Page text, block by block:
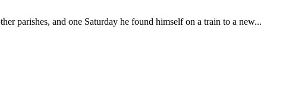
parishes, and one Saturday he found himself on a train to a new...